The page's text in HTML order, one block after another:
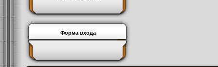
Форма входа